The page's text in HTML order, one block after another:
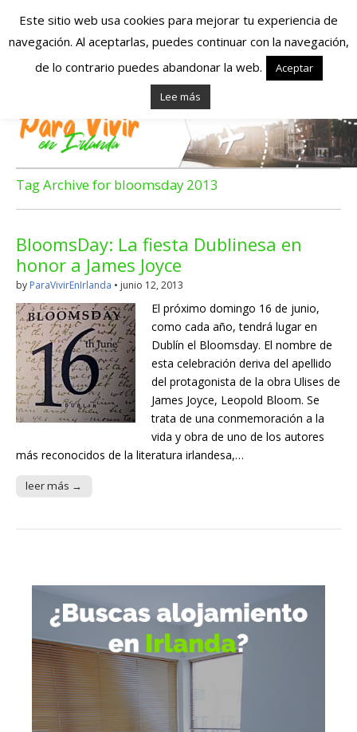
Españoles en
Irlanda – Vivir en
Irlanda – Trabajo
en Irlanda –
Alojamiento en
Irlanda
Blog dedicado a los que viven, estudian y trabajan en
Irlanda!
Tag Archive for bloomsday 2013
BloomsDay: La fiesta Dublinesa en
honor a James Joyce
by ParaVivirEnIrlanda • junio 12, 2013
El próximo domingo 16 de junio,
como cada año, tendrá lugar en
Dublín el Bloomsday. El nombre de
esta celebración deriva del apellido
del protagonista de la obra Ulises de
James Joyce, Leopold Bloom. Se
trata de una conmemoración a la
vida y obra de uno de los autores
más reconocidos de la literatura irlandesa,…
leer más →
Este sitio web usa cookies para mejorar tu experiencia de
navegación. Al aceptarlas, puedes continuar con la navegación,
de lo contrario puedes abandonar la web.
Aceptar
Lee más